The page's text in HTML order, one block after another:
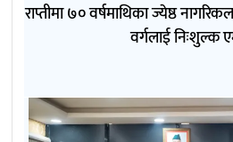
राप्तीमा ७० वर्षमाथिका ज्येष्ठ
वर्गलाई निःशुल्क